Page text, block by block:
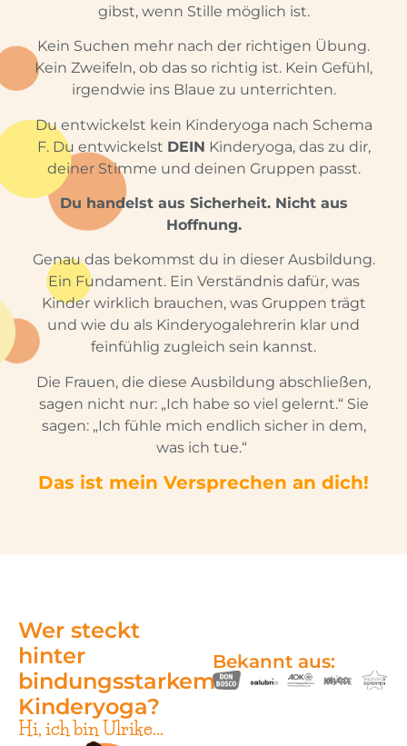
gibst, wenn Stille möglich ist.
Kein Suchen mehr nach der richtigen Übung.
Kein Zweifeln, ob das so richtig ist. Kein Gefühl,
irgendwie ins Blaue zu unterrichten.
Du entwickelst kein Kinderyoga nach Schema
F. Du entwickelst DEIN Kinderyoga, das zu dir,
deiner Stimme und deinen Gruppen passt.
Du handelst aus Sicherheit. Nicht aus
Hoffnung.
Genau das bekommst du in dieser Ausbildung.
Ein Fundament. Ein Verständnis dafür, was
Kinder wirklich brauchen, was Gruppen trägt
und wie du als Kinderyogalehrerin klar und
feinfühlig zugleich sein kannst.
Die Frauen, die diese Ausbildung abschließen,
sagen nicht nur: „Ich habe so viel gelernt.“ Sie
sagen: „Ich fühle mich endlich sicher in dem,
was ich tue.“
Das ist mein Versprechen an dich!
Bekannt aus:
Wer steckt
hinter
bindungsstarkem
Kinderyoga?
Hi, ich bin Ulrike...